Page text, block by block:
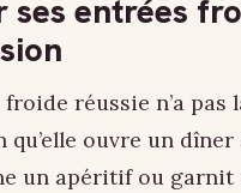
ses entrées
réussie n’a pas
qu’elle ouvre un dîner
un apéritif ou garnit